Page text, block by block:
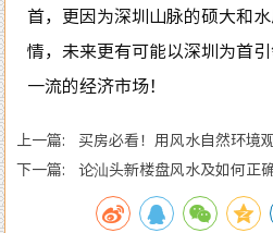
首，更因为深圳山脉的硕大和
情，未来更有可能以深圳为首
一流的经济市场！
上一篇: 买房必看！用风水自然环境
确的装修布局规划
下一篇: 论汕头新楼盘风水及如何正